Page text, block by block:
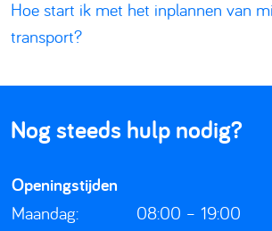
Hoe start ik met het inplannen van
transport?
Nog steeds hulp nodig?
Openingstijden
Maandag:
08:00 – 19:00